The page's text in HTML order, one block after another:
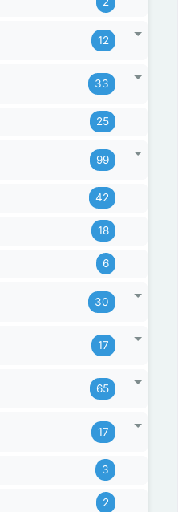
12
33
25
99
42
18
6
30
17
65
17
3
2